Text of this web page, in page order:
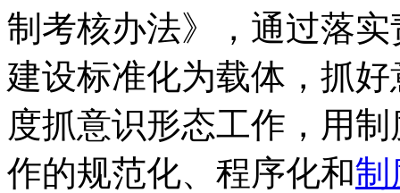
制考核办法》，通过落
建设标准化为载体，抓
度抓意识形态工作，用
作的规范化、程序化和制